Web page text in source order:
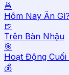
🍜
Hôm Nay Ăn Gì?
🍺
Trên Bàn Nhậu
🎯
Hoạt Động Cuối
💰